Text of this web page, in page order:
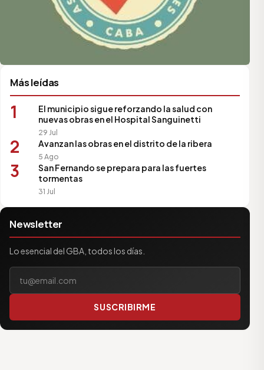
Más leídas
1
El municipio sigue reforzando la salud con
nuevas obras en el Hospital Sanguinetti
29 Jul
2 Avanzan las obras en el distrito de la ribera
5 Ago
3
San Fernando se prepara para las fuertes
tormentas
31 Jul
Newsletter
Lo esencial del GBA, todos los días.
SUSCRIBIRME